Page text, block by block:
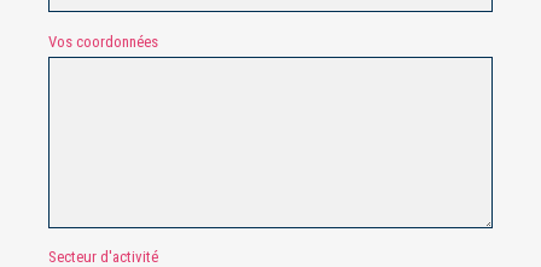
Vos coordonnées
Secteur d'activité